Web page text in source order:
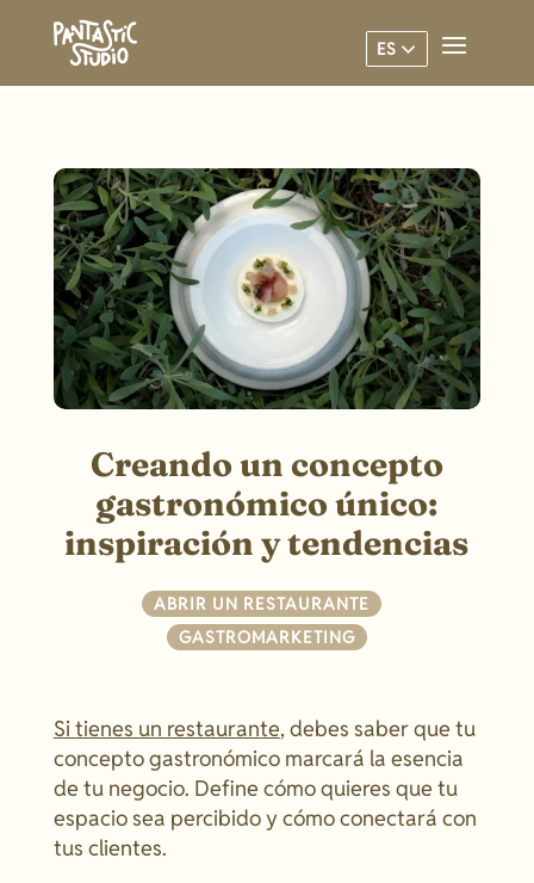
ES
Creando un concepto
gastronómico único:
inspiración y tendencias
ABRIR UN RESTAURANTE
GASTROMARKETING
Si tienes un restaurante, debes saber que tu
concepto gastronómico marcará la esencia
de tu negocio. Define cómo quieres que tu
espacio sea percibido y cómo conectará con
tus clientes.